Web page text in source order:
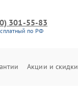
301-55-83
по РФ
Акции и скидки